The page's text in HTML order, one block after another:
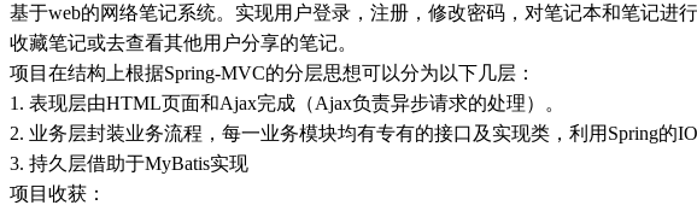
基于web的网络笔记系统。实现用户登录，注册，修改密码，对笔记本和笔记进
收藏笔记或去查看其他用户分享的笔记。
项目在结构上根据Spring-MVC的分层思想可以分为以下几层：
1. 表现层由HTML页面和Ajax完成（Ajax负责异步请求的处理）。
2. 业务层封装业务流程，每一业务模块均有专有的接口及实现类，利用Spring的
3. 持久层借助于MyBatis实现
项目收获：